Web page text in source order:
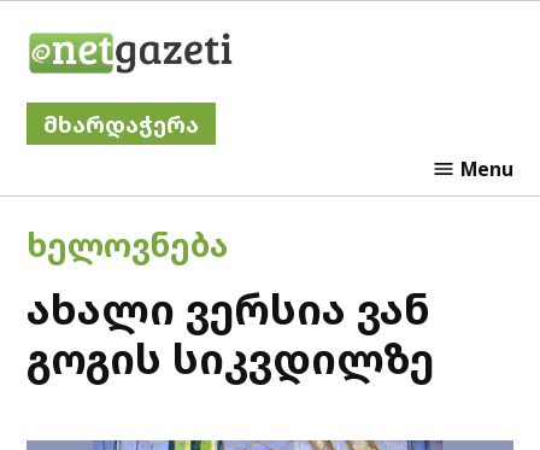
მხარდაჭერა
Menu
POSTED
IN
ᲮᲔᲚᲝᲕᲜᲔᲑᲐ
ახალი ვერსია ვან
გოგის სიკვდილზე